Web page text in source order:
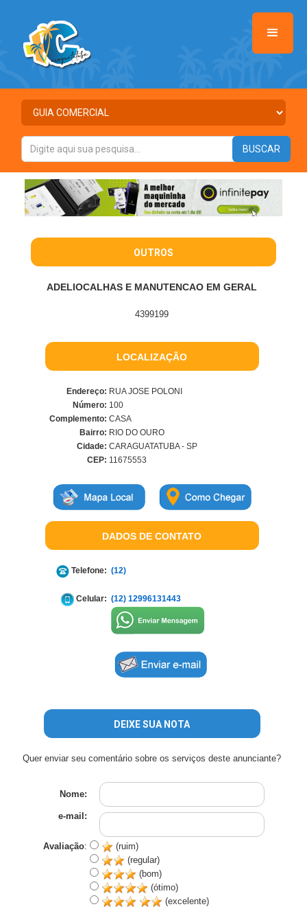
OUTROS
ADELIOCALHAS E MANUTENCAO EM GERAL
4399199
LOCALIZAÇÃO
Endereço: RUA JOSE POLONI
Número: 100
Complemento: CASA
Bairro: RIO DO OURO
Cidade: CARAGUATATUBA - SP
CEP: 11675553
DADOS DE CONTATO
Telefone: (12)
Celular: (12) 12996131443
DEIXE SUA NOTA
Quer enviar seu comentário sobre os serviços deste anunciante?
Nome:
e-mail:
Avaliação:
(ruim)
(regular)
(bom)
(ótimo)
(excelente)